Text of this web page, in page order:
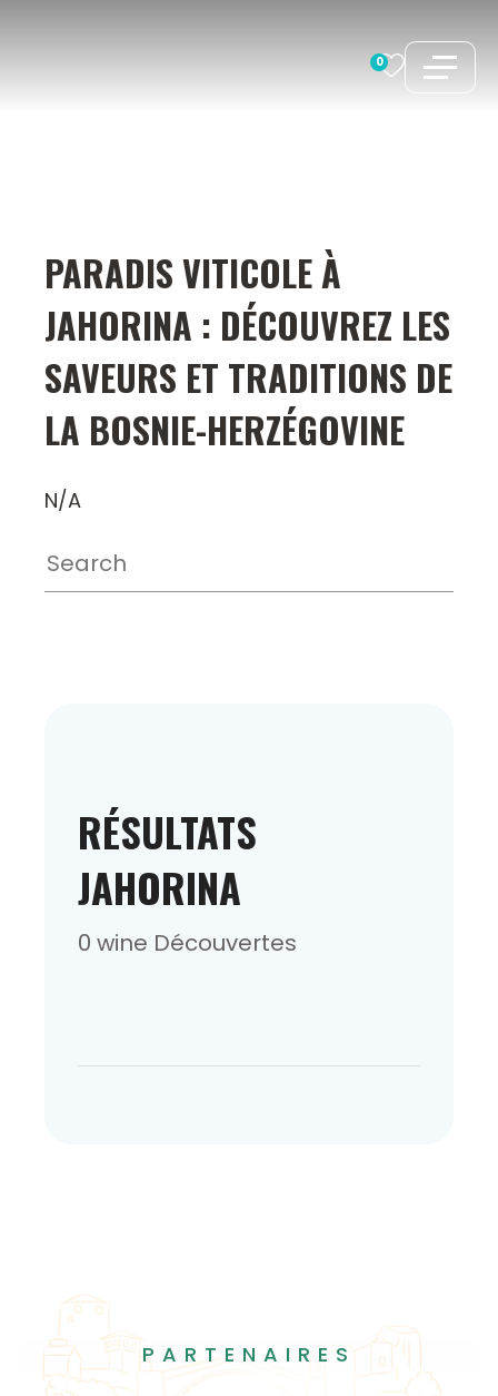
0
PARADIS VITICOLE À
JAHORINA : DÉCOUVREZ LES
SAVEURS ET TRADITIONS DE
LA BOSNIE-HERZÉGOVINE
N/A
RÉSULTATS
JAHORINA
0 wine Découvertes
PARTENAIRES